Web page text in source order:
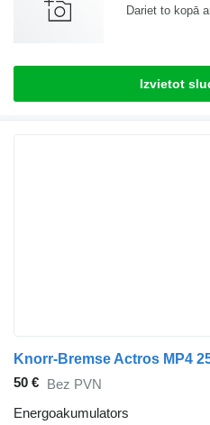
Dariet to kopā
Izvietot
50 € Bez PVN
Energoakumulators